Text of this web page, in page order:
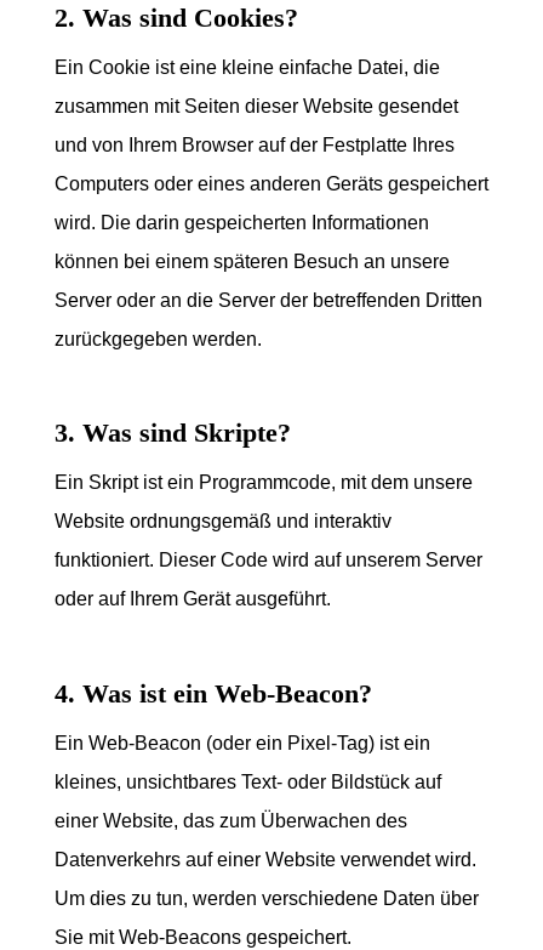
2. Was sind Cookies?
Ein Cookie ist eine kleine einfache Datei, die
zusammen mit Seiten dieser Website gesendet
und von Ihrem Browser auf der Festplatte Ihres
Computers oder eines anderen Geräts gespeichert
wird. Die darin gespeicherten Informationen
können bei einem späteren Besuch an unsere
Server oder an die Server der betreffenden Dritten
zurückgegeben werden.
3. Was sind Skripte?
Ein Skript ist ein Programmcode, mit dem unsere
Website ordnungsgemäß und interaktiv
funktioniert. Dieser Code wird auf unserem Server
oder auf Ihrem Gerät ausgeführt.
4. Was ist ein Web-Beacon?
Ein Web-Beacon (oder ein Pixel-Tag) ist ein
kleines, unsichtbares Text- oder Bildstück auf
einer Website, das zum Überwachen des
Datenverkehrs auf einer Website verwendet wird.
Um dies zu tun, werden verschiedene Daten über
Sie mit Web-Beacons gespeichert.